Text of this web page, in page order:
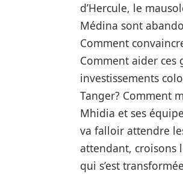
d’Hercule, le
Médina sont
Comment
Comment aider
investissements
Tanger? Comment
Mhidia et ses
va falloir attendre
attendant, croisons
qui s’est